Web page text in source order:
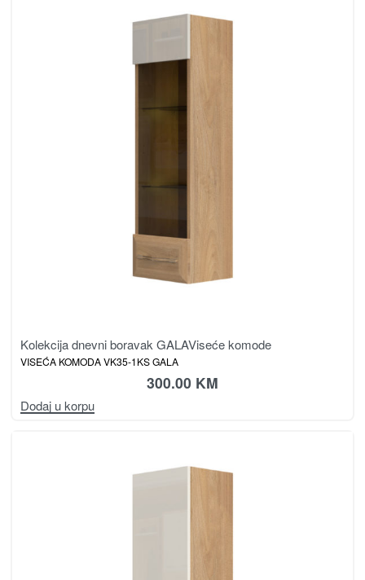
Kolekcija dnevni boravak GALAViseće komode
VISEĆA KOMODA VK35-1KS GALA
300.00 KM
Dodaj u korpu